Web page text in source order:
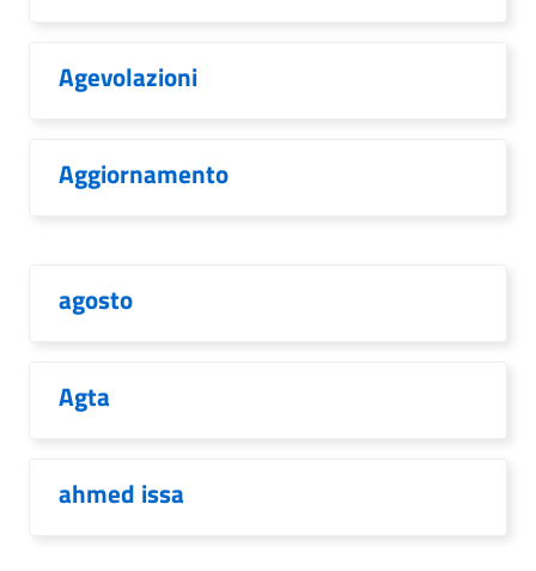
Agevolazioni
Aggiornamento
agosto
Agta
ahmed issa